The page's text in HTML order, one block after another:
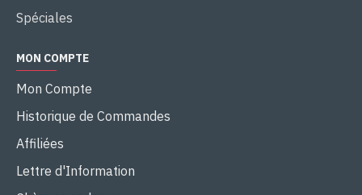
Spéciales
MON COMPTE
Mon Compte
Historique de Commandes
Affiliées
Lettre d'Information